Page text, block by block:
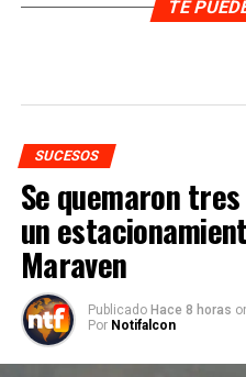
TE
SUCESOS
Se quemaron
un
Maraven
Publicado Hace 8 horas
Por Notifalcon